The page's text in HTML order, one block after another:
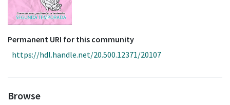
Permanent URI for this community
https://hdl.handle.net/20.500.12371/20107
Browse